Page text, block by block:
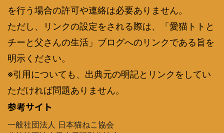
を行う場合の許可や連絡は必要ありません。
ただし、リンクの設定をされる際は、「愛猫トトと
チーと父さんの生活」ブログへのリンクである旨を
明示ください。
※引用についても、出典元の明記とリンクをしてい
ただければ問題ありません。
参考サイト
一般社団法人 日本猫ねこ協会